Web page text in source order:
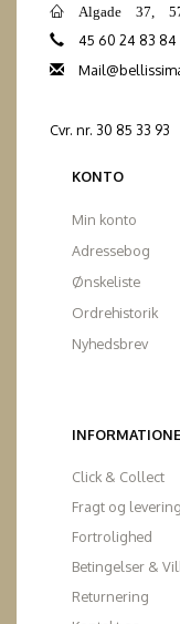
Algade 37,
45 60 24 83 84
Cvr. nr. 30 85 33 93
KONTO
Min konto
Adressebog
Ønskeliste
Ordrehistorik
Nyhedsbrev
Click & Collect
Fragt og levering
Fortrolighed
Betingelser &
Returnering